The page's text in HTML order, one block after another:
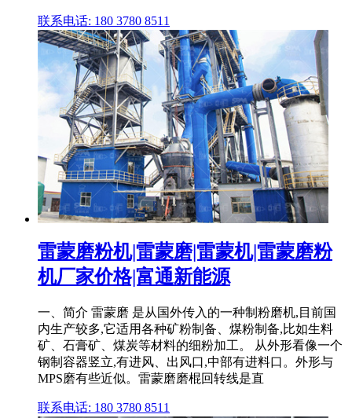
联系电话: 180 3780 8511
雷蒙磨粉机|雷蒙磨|雷蒙机|雷蒙磨粉
机厂家价格|富通新能源
一、简介 雷蒙磨 是从国外传入的一种制粉磨机,目前国
内生产较多,它适用各种矿粉制备、煤粉制备,比如生料
矿、石膏矿、煤炭等材料的细粉加工。 从外形看像一个
钢制容器竖立,有进风、出风口,中部有进料口。外形与
MPS磨有些近似。雷蒙磨磨棍回转线是直
联系电话: 180 3780 8511